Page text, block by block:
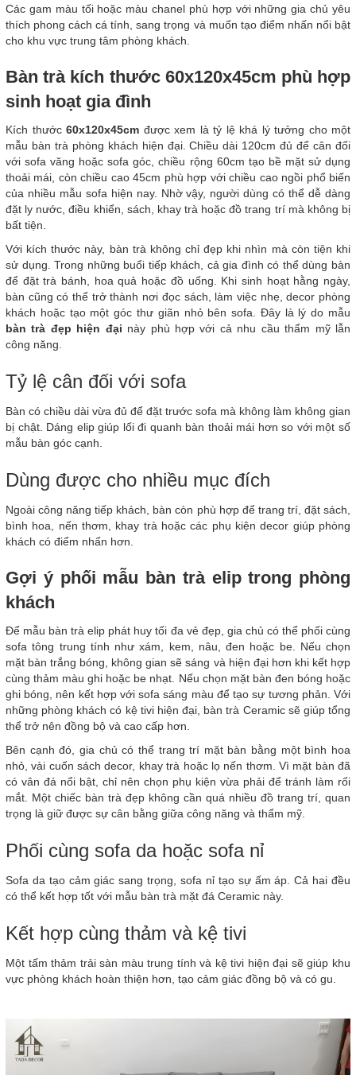
Các gam màu tối hoặc màu chanel phù hợp với những gia chủ yêu
thích phong cách cá tính, sang trọng và muốn tạo điểm nhấn nổi bật
cho khu vực trung tâm phòng khách.
Bàn trà kích thước 60x120x45cm phù hợp
sinh hoạt gia đình
Kích thước 60x120x45cm được xem là tỷ lệ khá lý tưởng cho một
mẫu bàn trà phòng khách hiện đại. Chiều dài 120cm đủ để cân đối
với sofa văng hoặc sofa góc, chiều rộng 60cm tạo bề mặt sử dụng
thoải mái, còn chiều cao 45cm phù hợp với chiều cao ngồi phổ biến
của nhiều mẫu sofa hiện nay. Nhờ vậy, người dùng có thể dễ dàng
đặt ly nước, điều khiển, sách, khay trà hoặc đồ trang trí mà không bị
bất tiện.
Với kích thước này, bàn trà không chỉ đẹp khi nhìn mà còn tiện khi
sử dụng. Trong những buổi tiếp khách, cả gia đình có thể dùng bàn
để đặt trà bánh, hoa quả hoặc đồ uống. Khi sinh hoạt hằng ngày,
bàn cũng có thể trở thành nơi đọc sách, làm việc nhẹ, decor phòng
khách hoặc tạo một góc thư giãn nhỏ bên sofa. Đây là lý do mẫu
bàn trà đẹp hiện đại này phù hợp với cả nhu cầu thẩm mỹ lẫn
công năng.
Tỷ lệ cân đối với sofa
Bàn có chiều dài vừa đủ để đặt trước sofa mà không làm không gian
bị chật. Dáng elip giúp lối đi quanh bàn thoải mái hơn so với một số
mẫu bàn góc cạnh.
Dùng được cho nhiều mục đích
Ngoài công năng tiếp khách, bàn còn phù hợp để trang trí, đặt sách,
bình hoa, nến thơm, khay trà hoặc các phụ kiện decor giúp phòng
khách có điểm nhấn hơn.
Gợi ý phối mẫu bàn trà elip trong phòng
khách
Để mẫu bàn trà elip phát huy tối đa vẻ đẹp, gia chủ có thể phối cùng
sofa tông trung tính như xám, kem, nâu, đen hoặc be. Nếu chọn
mặt bàn trắng bóng, không gian sẽ sáng và hiện đại hơn khi kết hợp
cùng thảm màu ghi hoặc be nhạt. Nếu chọn mặt bàn đen bóng hoặc
ghi bóng, nên kết hợp với sofa sáng màu để tạo sự tương phản. Với
những phòng khách có kệ tivi hiện đại, bàn trà Ceramic sẽ giúp tổng
thể trở nên đồng bộ và cao cấp hơn.
Bên cạnh đó, gia chủ có thể trang trí mặt bàn bằng một bình hoa
nhỏ, vài cuốn sách decor, khay trà hoặc lọ nến thơm. Vì mặt bàn đã
có vân đá nổi bật, chỉ nên chọn phụ kiện vừa phải để tránh làm rối
mắt. Một chiếc bàn trà đẹp không cần quá nhiều đồ trang trí, quan
trọng là giữ được sự cân bằng giữa công năng và thẩm mỹ.
Phối cùng sofa da hoặc sofa nỉ
Sofa da tạo cảm giác sang trọng, sofa nỉ tạo sự ấm áp. Cả hai đều
có thể kết hợp tốt với mẫu bàn trà mặt đá Ceramic này.
Kết hợp cùng thảm và kệ tivi
Một tấm thảm trải sàn màu trung tính và kệ tivi hiện đại sẽ giúp khu
vực phòng khách hoàn thiện hơn, tạo cảm giác đồng bộ và có gu.